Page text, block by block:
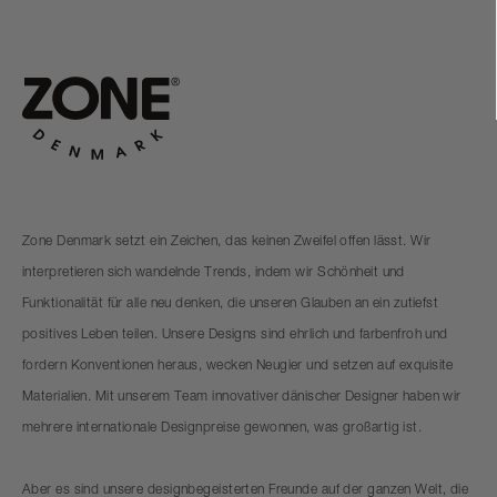
Zone Denmark setzt ein Zeichen, das keinen Zweifel offen lässt. Wir
interpretieren sich wandelnde Trends, indem wir Schönheit und
Funktionalität für alle neu denken, die unseren Glauben an ein zutiefst
positives Leben teilen. Unsere Designs sind ehrlich und farbenfroh und
fordern Konventionen heraus, wecken Neugier und setzen auf exquisite
Materialien. Mit unserem Team innovativer dänischer Designer haben wir
mehrere internationale Designpreise gewonnen, was großartig ist.
Aber es sind unsere designbegeisterten Freunde auf der ganzen Welt, die